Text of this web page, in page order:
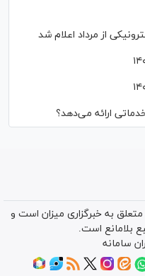
از مرداد اعلام شد
ارائه می‌دهد؟
به خبرگزاری میزان است و
بلامانع است.
سامانه